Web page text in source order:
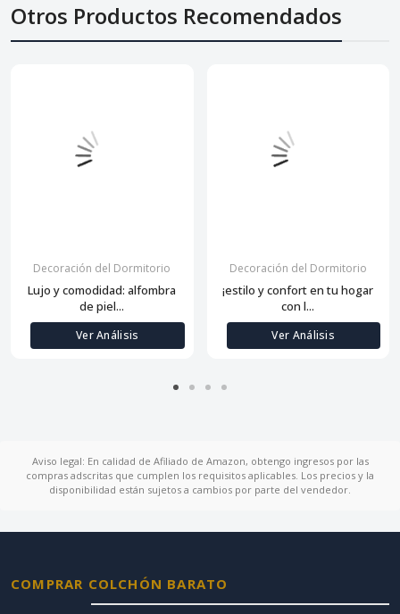
Otros Productos Recomendados
Decoración del Dormitorio
Lujo y comodidad: alfombra
de piel...
Ver Análisis
Decoración del Dormitorio
¡estilo y confort en tu hogar
con l...
Ver Análisis
Aviso legal: En calidad de Afiliado de Amazon, obtengo ingresos por las
compras adscritas que cumplen los requisitos aplicables. Los precios y la
disponibilidad están sujetos a cambios por parte del vendedor.
COMPRAR COLCHÓN BARATO